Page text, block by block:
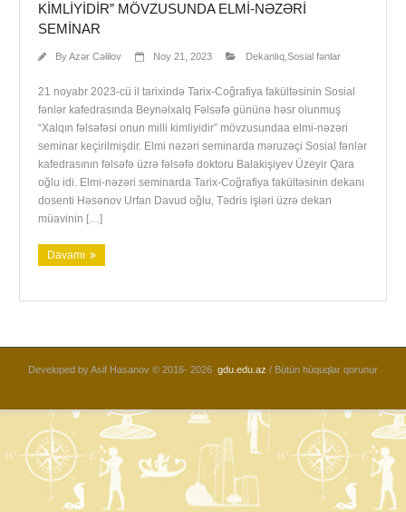
KIMLIYIDIR” MÖVZUSUNDA ELMI-NƏZƏRI
SEMINAR
ByAzər Cəlilov Noy 21, 2023 Dekanlıq, Sosial fənlar
21 noyabr 2023-cü il tarixində Tarix-Coğrafiya fakültəsinin Sosial
fənlər kafedrasında Beynəlxalq Fəlsəfə gününə həsr olunmuş
“Xalqın fəlsəfəsi onun milli kimliyidir” mövzusundaa elmi-nəzəri
seminar keçirilmişdir. Elmi nəzəri seminarda məruzəçi Sosial fənlər
kafedrasının fəlsəfə üzrə fəlsəfə doktoru Balakişiyev Üzeyir Qara
oğlu idi. Elmi-nəzəri seminarda Tarix-Coğrafiya fakültəsinin dekanı
dosenti Həsənov Urfan Davud oğlu, Tədris işləri üzrə dekan
müavinin […]
Davamı
Developed by Asif Hasanov © 2016- 2026 gdu.edu.az / Bütün hüquqlar qorunur